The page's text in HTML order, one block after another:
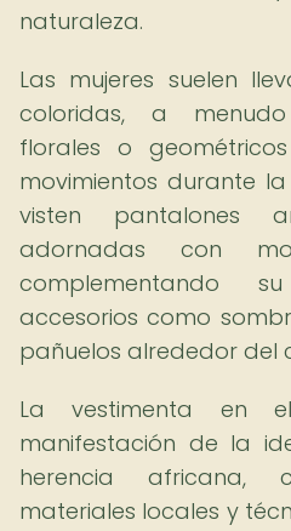
naturaleza.
Las mujeres suelen
coloridas, a
florales o
movimientos durante
visten pantalones
adornadas con
complementando
accesorios como
pañuelos alrededor del
La vestimenta en
manifestación de la
herencia africana,
materiales locales y